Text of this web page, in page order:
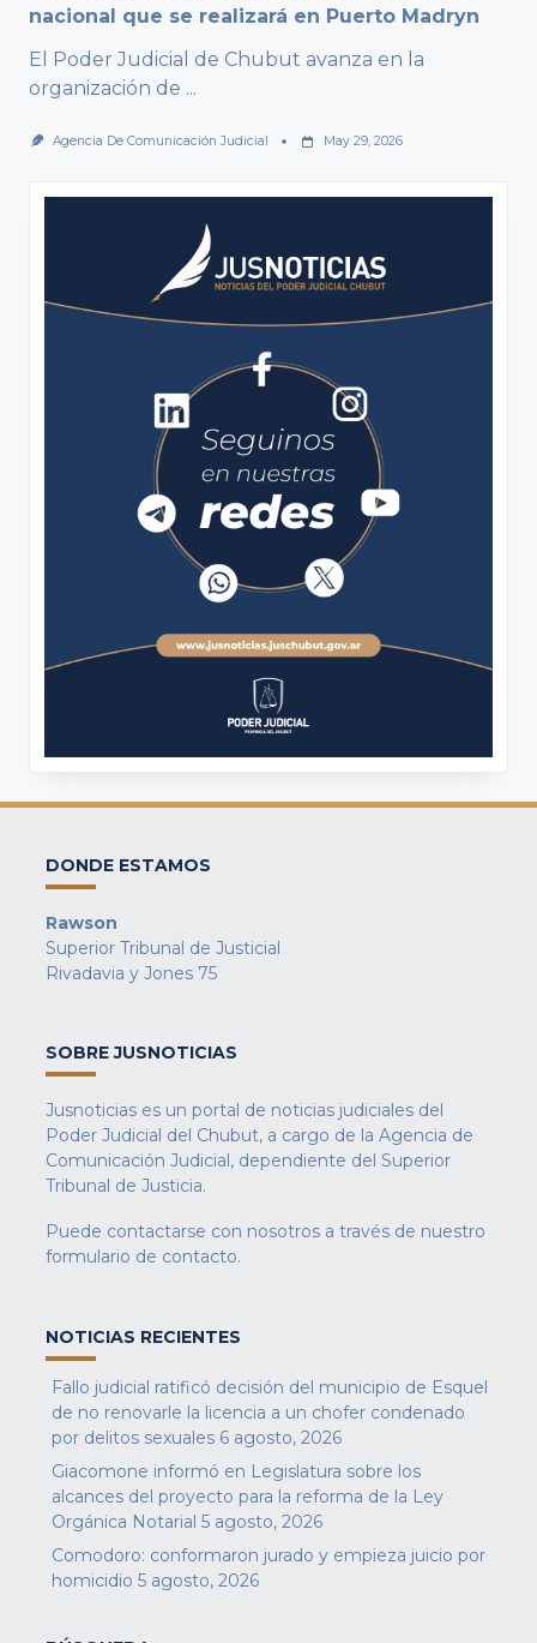
nacional que se realizará en Puerto Madryn
El Poder Judicial de Chubut avanza en la
organización de ...
Agencia De Comunicación Judicial May 29, 2026
DONDE ESTAMOS
Rawson
Superior Tribunal de Justicial
Rivadavia y Jones 75
SOBRE JUSNOTICIAS
Jusnoticias es un portal de noticias judiciales del
Poder Judicial del Chubut, a cargo de la Agencia de
Comunicación Judicial, dependiente del Superior
Tribunal de Justicia.
Puede contactarse con nosotros a través de nuestro
formulario de contacto.
NOTICIAS RECIENTES
Fallo judicial ratificó decisión del municipio de Esquel
de no renovarle la licencia a un chofer condenado
por delitos sexuales 6 agosto, 2026
Giacomone informó en Legislatura sobre los
alcances del proyecto para la reforma de la Ley
Orgánica Notarial 5 agosto, 2026
Comodoro: conformaron jurado y empieza juicio por
homicidio 5 agosto, 2026